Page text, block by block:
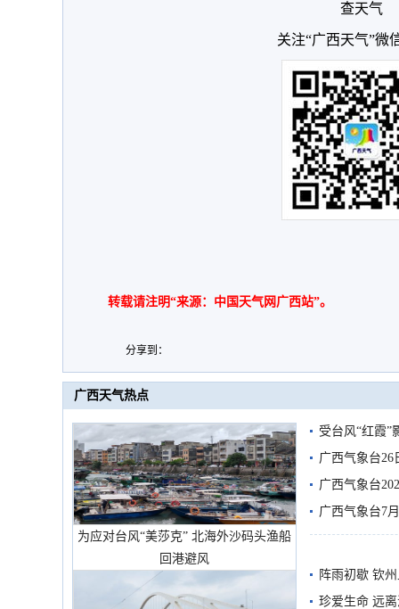
查天气
关注“广西天气”微
转载请注明“来源：中国天气网广西站”。
分享到：
广西天气热点
为应对台风“美莎克” 北海外沙码头渔船
回港避风
受台风“红霞”
有较强降雨
广西气象台26
广西气象台
预警
广西气象台7
阵雨初歇 钦
珍爱生命 远